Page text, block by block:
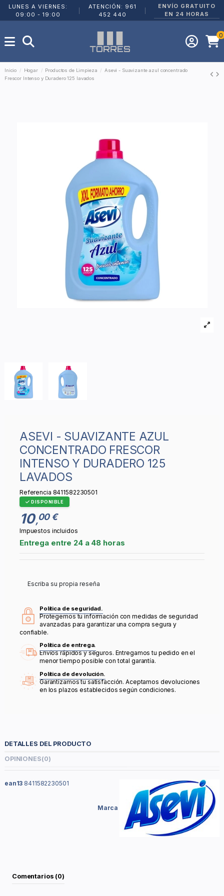
LUNES A VIERNES:
09:00 - 19:00
ATENCIÓN: 961
452 440
ENVÍO GRATUITO
EN 24 HORAS
0
Inicio Hogar Productos de Limpieza
Asevi - Suavizante azul concentrado
Frescor Intenso y Duradero 125 lavados
ASEVI - SUAVIZANTE AZUL
CONCENTRADO FRESCOR
INTENSO Y DURADERO 125
LAVADOS
Referencia 8411582230501
DISPONIBLE
10,00 €
Impuestos incluidos
Entrega entre 24 a 48 horas
Escriba su propia reseña
Política de seguridad.
Protegemos tu información con medidas de seguridad
avanzadas para garantizar una compra segura y
confiable.
Política de entrega.
Envíos rápidos y seguros. Entregamos tu pedido en el
menor tiempo posible con total garantía.
Política de devolución.
Garantizamos tu satisfacción. Aceptamos devoluciones
en los plazos establecidos según condiciones.
DETALLES DEL PRODUCTO
OPINIONES(0)
Marca
ean13 8411582230501
Comentarios (0)